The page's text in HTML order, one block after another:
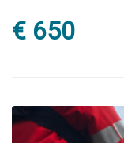
€ 650